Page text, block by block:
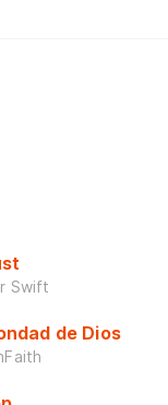
Swift
de Dios